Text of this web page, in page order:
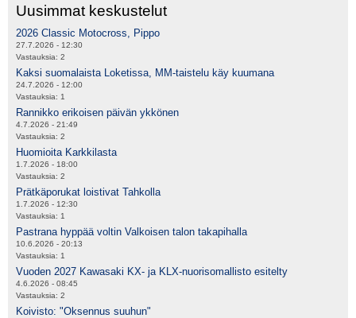
Uusimmat keskustelut
2026 Classic Motocross, Pippo
27.7.2026 - 12:30
Vastauksia: 2
Kaksi suomalaista Loketissa, MM-taistelu käy kuumana
24.7.2026 - 12:00
Vastauksia: 1
Rannikko erikoisen päivän ykkönen
4.7.2026 - 21:49
Vastauksia: 2
Huomioita Karkkilasta
1.7.2026 - 18:00
Vastauksia: 2
Prätkäporukat loistivat Tahkolla
1.7.2026 - 12:30
Vastauksia: 1
Pastrana hyppää voltin Valkoisen talon takapihalla
10.6.2026 - 20:13
Vastauksia: 1
Vuoden 2027 Kawasaki KX- ja KLX-nuorisomallisto esitelty
4.6.2026 - 08:45
Vastauksia: 2
Koivisto: "Oksennus suuhun"